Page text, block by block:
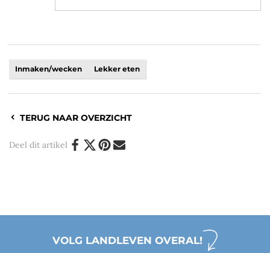
Inmaken/wecken Lekker eten
TERUG NAAR OVERZICHT
Deel dit artikel
VOLG LANDLEVEN OVERAL!